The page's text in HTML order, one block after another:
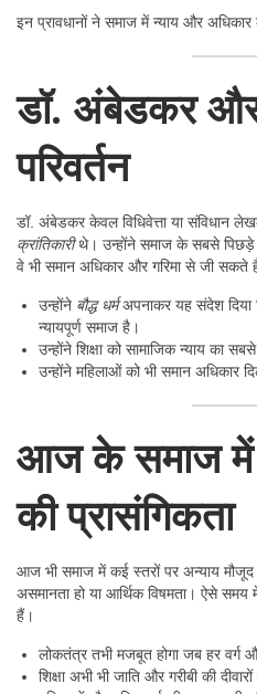
इन प्रावधानों ने समाज में न्याय और अधिकार
डॉ. अंबेडकर
परिवर्तन
डॉ. अंबेडकर केवल विधिवेत्ता या संविधान
क्रांतिकारीथे। उन्होंने समाज के सबसे पिछड़े
वे भी समान अधिकार और गरिमा से जी सकते
उन्होंने बौद्ध धर्मअपनाकर यह संदेश दिया
न्यायपूर्ण समाज है।
उन्होंने शिक्षा को सामाजिक न्याय का
उन्होंने महिलाओं को भी समान अधिकार
आज के समाज
की प्रासंगिकता
आज भी समाज में कई स्तरों पर अन्याय मौजूद
असमानता हो या आर्थिक विषमता। ऐसे
हैं।
लोकतंत्र तभी मजबूत होगा जब हर वर्ग
शिक्षा अभी भी जाति और गरीबी की